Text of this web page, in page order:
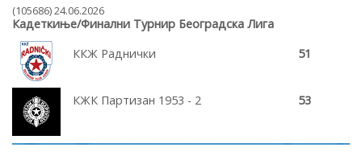
(105686) 24.06.2026
Кадеткиње/Финални Турнир Београдска Лига
ККЖ Раднички
51
КЖК Партизан 1953 - 2 53